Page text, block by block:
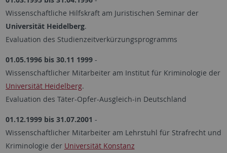
Wissenschaftliche Hilfskraft am Juristischen Seminar der
Universität Heidelberg.
Evaluation des Studienzeitverkürzungsprogramms
01.05.1996 bis 30.11 1999-
Wissenschaftlicher Mitarbeiter am Institut für Kriminologie der
Universität Heidelberg.
Evaluation des Täter-Opfer-Ausgleich-in Deutschland
01.12.1999 bis 31.07.2001 -
Wissenschaftlicher Mitarbeiter am Lehrstuhl für Strafrecht und
Kriminologie der Universität Konstanz